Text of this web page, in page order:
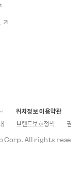
위치정보 이용약관
브랜드보호정책
Corp.All rights